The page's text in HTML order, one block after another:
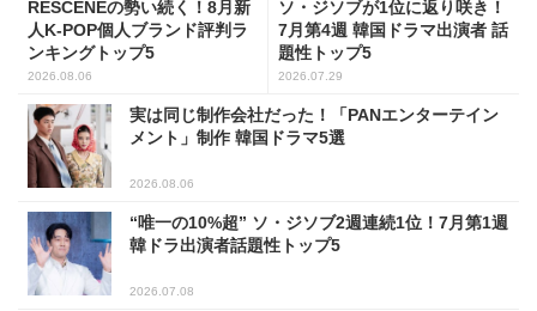
RESCENEの勢い続く！8月新
人K-POP個人ブランド評判ラ
ンキングトップ5
2026.08.06
ソ・ジソブが1位に返り咲き！
7月第4週 韓国ドラマ出演者 話
題性トップ5
2026.07.29
実は同じ制作会社だった！「PANエンターテイン
メント」制作 韓国ドラマ5選
2026.08.06
“唯一の10%超” ソ・ジソブ2週連続1位！7月第1週
韓ドラ出演者話題性トップ5
2026.07.08